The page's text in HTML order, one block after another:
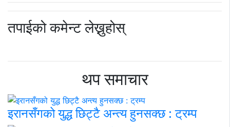
तपाईको कमेन्ट लेख्नुहोस्
थप समाचार
इरानसँगको युद्ध छिट्टै अन्त्य हुनसक्छ : ट्रम्प